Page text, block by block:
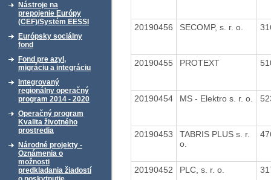
Nástroje na
prepojenie Európy
(CEF)/Systém EESSI
Európsky sociálny
fond
Fond pre azyl,
migráciu a integráciu
Integrovaný
regionálny operačný
program 2014 - 2020
Operačný program
Kvalita životného
prostredia
Národné projekty -
Oznámenia o
možnosti
predkladania žiadostí
20190456 SECOMP, s. r. o.
20190455 PROTEXT
20190454 MS - Elektro s. r. o.
20190453
TABRIS PLUS s. r.
o.
20190452 PLC, s. r. o.